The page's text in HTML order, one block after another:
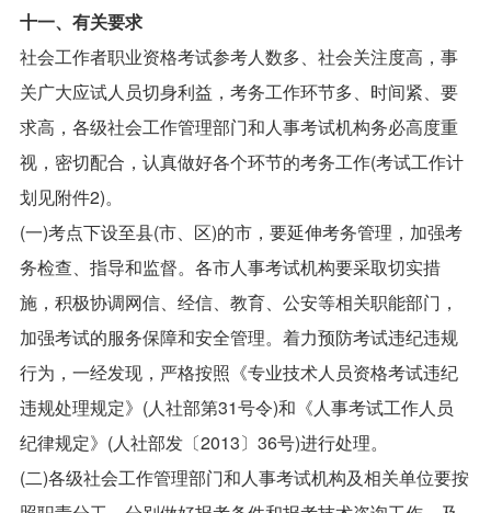
十一、有关要求
社会工作者职业资格考试参考人数多、社会关注度高，事
关广大应试人员切身利益，考务工作环节多、时间紧、要
求高，各级社会工作管理部门和人事考试机构务必高度重
视，密切配合，认真做好各个环节的考务工作(考试工作计
划见附件2)。
(一)考点下设至县(市、区)的市，要延伸考务管理，加强考
务检查、指导和监督。各市人事考试机构要采取切实措
施，积极协调网信、经信、教育、公安等相关职能部门，
加强考试的服务保障和安全管理。着力预防考试违纪违规
行为，一经发现，严格按照《专业技术人员资格考试违纪
违规处理规定》(人社部第31号令)和《人事考试工作人员
纪律规定》(人社部发〔2013〕36号)进行处理。
(二)各级社会工作管理部门和人事考试机构及相关单位要按